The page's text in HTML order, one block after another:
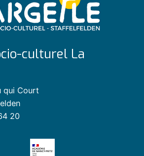
culturel La
qui Court
20